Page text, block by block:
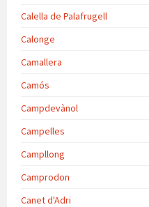
Calella de Palafrugell
Calonge
Camallera
Camós
Campdevànol
Campelles
Campllong
Camprodon
Canet d'Adri